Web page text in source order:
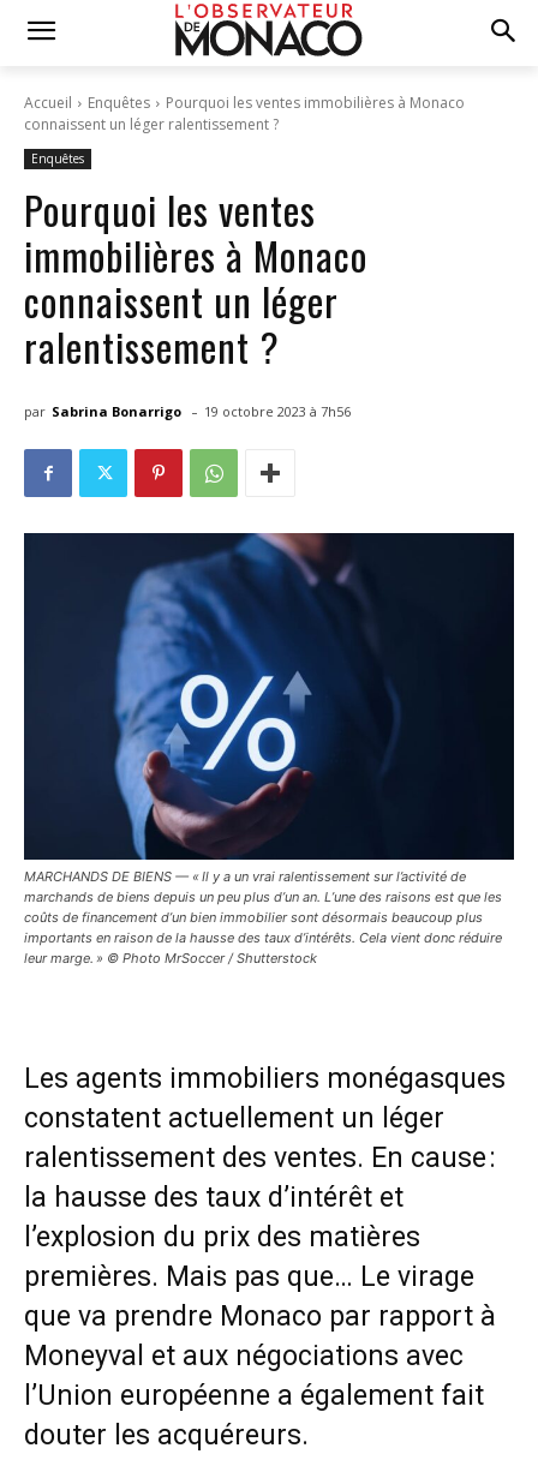
Accueil Enquêtes
Pourquoi les ventes immobilières à Monaco
connaissent un léger ralentissement ?
Enquêtes
Pourquoi les ventes
immobilières à Monaco
connaissent un léger
ralentissement ?
par Sabrina Bonarrigo - 19 octobre 2023 à 7h56
MARCHANDS DE BIENS — « Il y a un vrai ralentissement sur l’activité de
marchands de biens depuis un peu plus d’un an. L’une des raisons est que les
coûts de financement d’un bien immobilier sont désormais beaucoup plus
importants en raison de la hausse des taux d’intérêts. Cela vient donc réduire
leur marge. » © Photo MrSoccer / Shutterstock
Les agents immobiliers monégasques
constatent actuellement un léger
ralentissement des ventes. En cause :
la hausse des taux d’intérêt et
l’explosion du prix des matières
premières. Mais pas que… Le virage
que va prendre Monaco par rapport à
Moneyval et aux négociations avec
l’Union européenne a également fait
douter les acquéreurs.